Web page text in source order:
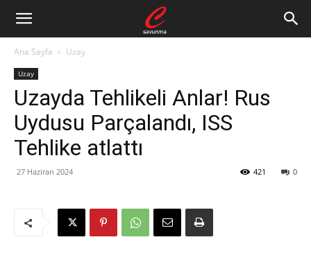
Ana Sayfa Uzay
Uzay
Uzayda Tehlikeli Anlar! Rus
Uydusu Parçalandı, ISS
Tehlike atlattı
27 Haziran 2024 0
421